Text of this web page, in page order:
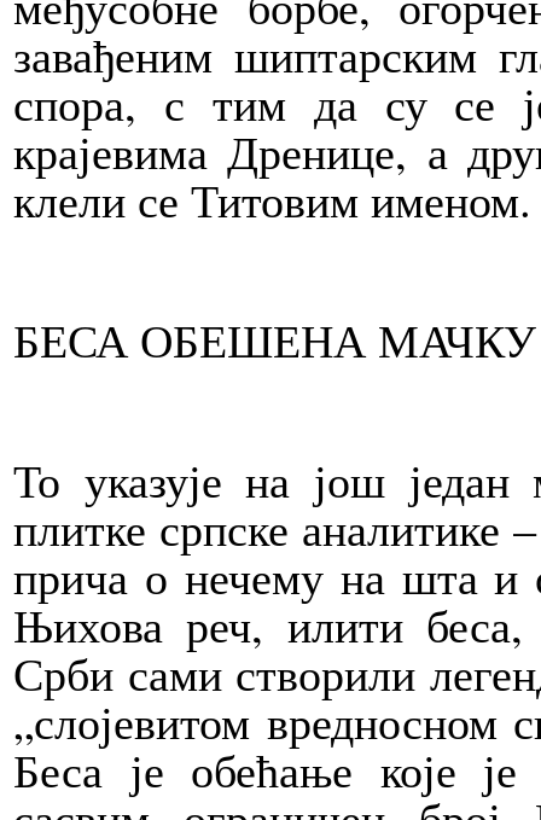
завађеним шиптарским
спора, с тим да су се
крајевима Дренице, а
клели се Титовим именом.
БЕСА ОБЕШЕНА
То указује на још
плитке српске аналитике
прича о нечему на шта и
Њихова реч, илити
Срби сами створили
„слојевитом вредносном
Беса је обећање које